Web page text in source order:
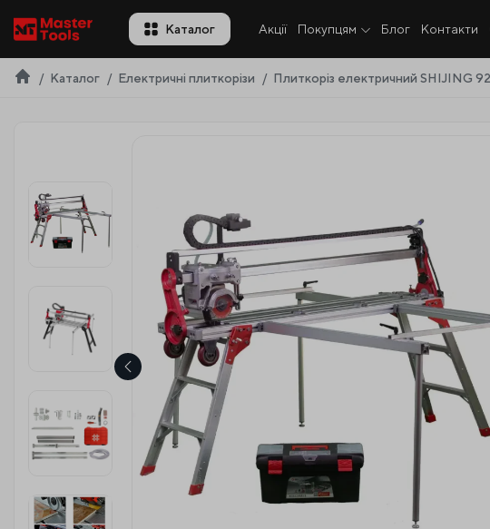
UA
Каталог Акції Покупцям Блог Контакти
Каталог Електричні плиткорізи Плиткоріз електричний